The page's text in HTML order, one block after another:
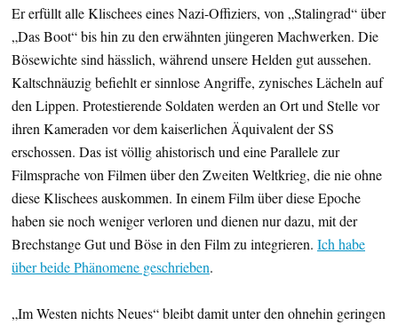
Er erfüllt alle Klischees eines Nazi-Offiziers, von „Stalingrad“ über
„Das Boot“ bis hin zu den erwähnten jüngeren Machwerken. Die
Bösewichte sind hässlich, während unsere Helden gut aussehen.
Kaltschnäuzig befiehlt er sinnlose Angriffe, zynisches Lächeln auf
den Lippen. Protestierende Soldaten werden an Ort und Stelle vor
ihren Kameraden vor dem kaiserlichen Äquivalent der SS
erschossen. Das ist völlig ahistorisch und eine Parallele zur
Filmsprache von Filmen über den Zweiten Weltkrieg, die nie ohne
diese Klischees auskommen. In einem Film über diese Epoche
haben sie noch weniger verloren und dienen nur dazu, mit der
Brechstange Gut und Böse in den Film zu integrieren. Ich habe
über beide Phänomene geschrieben.
„Im Westen nichts Neues“ bleibt damit unter den ohnehin geringen